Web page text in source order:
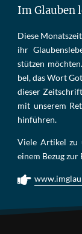
Im Glauben
Die­se
ihr
stüt­zen
bel, das Wort
die­ser
mit un­se­rem
hin­füh­ren.
Viele Artikel zu
einem Bezug zur